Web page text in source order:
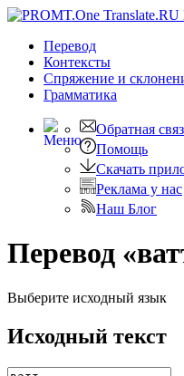
Перевод
Контексты
Спряжение и
Грамматика
Обратная
Помощь
Скачать
Реклама у нас
Наш Блог
Перевод
Выберите исходный язык
Исходный текст